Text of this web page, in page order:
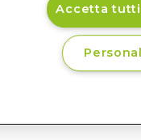
Accetta